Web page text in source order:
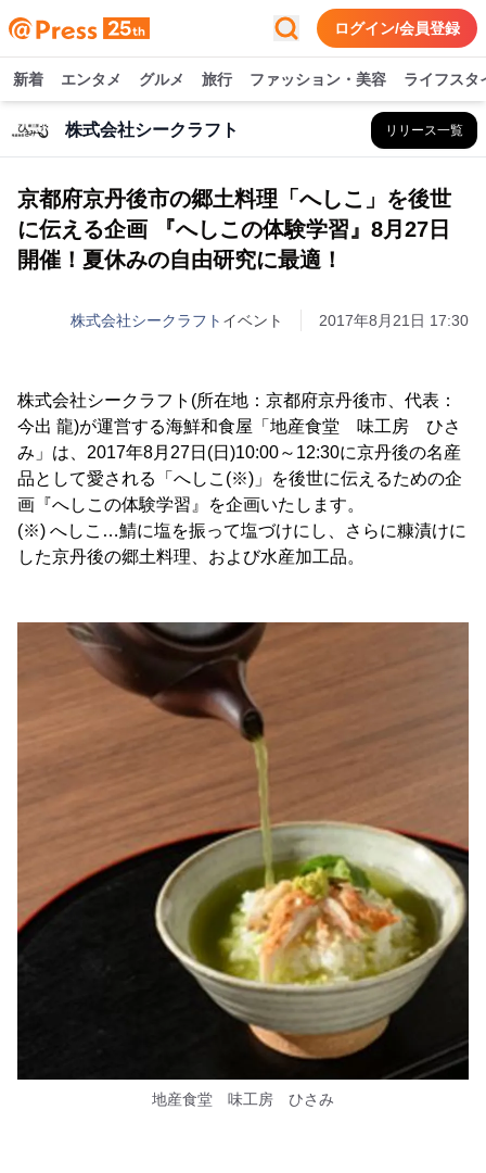
ログイン/会員登録
新着 エンタメ グルメ 旅行 ファッション・美容 ライフスタ
株式会社シークラフト リリース一覧
京都府京丹後市の郷土料理「へしこ」を後世
に伝える企画 『へしこの体験学習』8月27日
開催！夏休みの自由研究に最適！
株式会社シークラフト イベント 2017年8月21日 17:30
株式会社シークラフト(所在地：京都府京丹後市、代表：
今出 龍)が運営する海鮮和食屋「地産食堂 味工房 ひさ
み」は、2017年8月27日(日)10:00～12:30に京丹後の名産
品として愛される「へしこ(※)」を後世に伝えるための企
画『へしこの体験学習』を企画いたします。
(※) へしこ…鯖に塩を振って塩づけにし、さらに糠漬けに
した京丹後の郷土料理、および水産加工品。
地産食堂 味工房 ひさみ